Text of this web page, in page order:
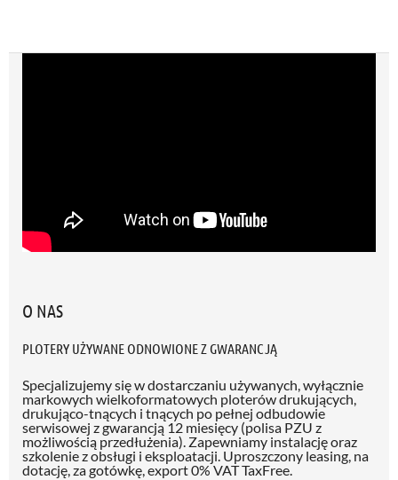
O NAS
PLOTERY UŻYWANE ODNOWIONE Z GWARANCJĄ
Specjalizujemy się w dostarczaniu używanych, wyłącznie
markowych wielkoformatowych ploterów drukujących,
drukująco-tnących i tnących po pełnej odbudowie
serwisowej z gwarancją 12 miesięcy (polisa PZU z
możliwością przedłużenia). Zapewniamy instalację oraz
szkolenie z obsługi i eksploatacji. Uproszczony leasing, na
dotację, za gotówkę, export 0% VAT TaxFree.